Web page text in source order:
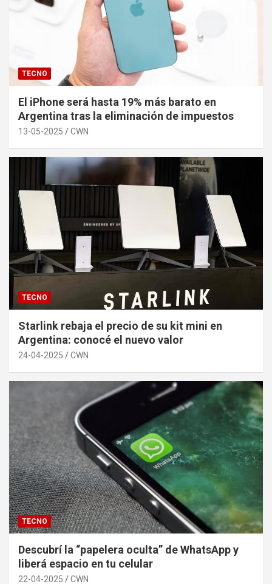
TECNO
El iPhone será hasta 19% más barato en
Argentina tras la eliminación de impuestos
13-05-2025 CWN
TECNO
Starlink rebaja el precio de su kit mini en
Argentina: conocé el nuevo valor
24-04-2025 CWN
TECNO
Descubrí la “papelera oculta” de WhatsApp y
liberá espacio en tu celular
22-04-2025 CWN